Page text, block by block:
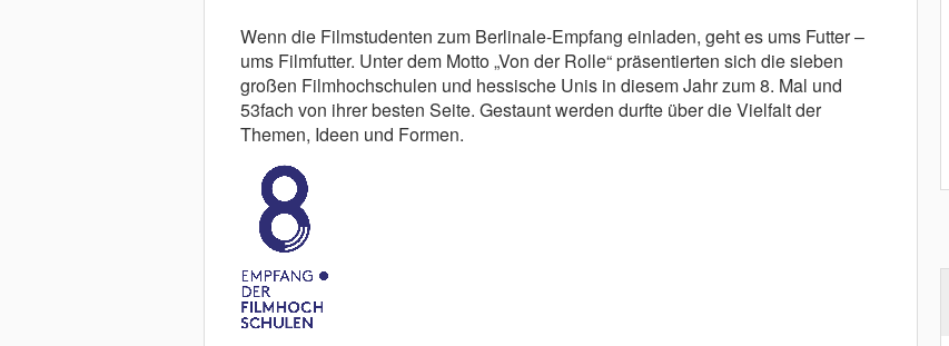
Wenn die Filmstudenten zum Berlinale-Empfang einladen, geht es ums Futter –
ums Filmfutter. Unter dem Motto „Von der Rolle“ präsentierten sich die sieben
großen Filmhochschulen und hessische Unis in diesem Jahr zum 8. Mal und
53fach von ihrer besten Seite. Gestaunt werden durfte über die Vielfalt der
Themen, Ideen und Formen.